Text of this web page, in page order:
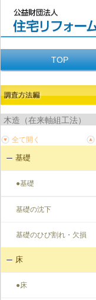
TOP
基礎
●基礎
基礎の沈下
基礎のひび割れ・欠損
床
●床